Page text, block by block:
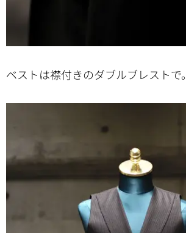
ベストは襟付きのダブルブレストで。